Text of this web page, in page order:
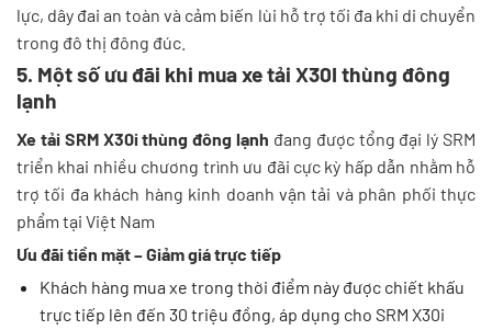
lực, dây đai an toàn và cảm biến lùi hỗ trợ tối đa khi di chuyển
trong đô thị đông đúc.
5. Một số ưu đãi khi mua xe tải X30I thùng đông
lạnh
Xe tải SRM X30i thùng đông lạnh đang được tổng đại lý SRM
triển khai nhiều chương trình ưu đãi cực kỳ hấp dẫn nhằm hỗ
trợ tối đa khách hàng kinh doanh vận tải và phân phối thực
phẩm tại Việt Nam
Ưu đãi tiền mặt – Giảm giá trực tiếp
Khách hàng mua xe trong thời điểm này được chiết khấu
trực tiếp lên đến 30 triệu đồng, áp dụng cho SRM X30i